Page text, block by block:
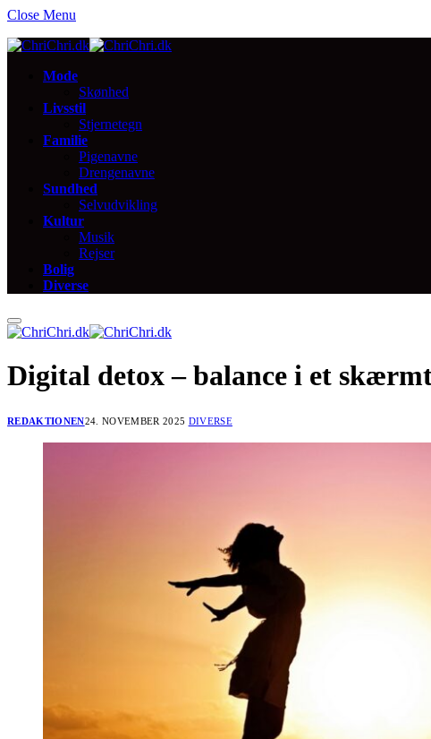
Close Menu
Mode
Skønhed
Livsstil
Stjernetegn
Familie
Pigenavne
Drengenavne
Sundhed
Selvudvikling
Kultur
Musik
Rejser
Bolig
Diverse
Digital detox – balance i et
REDAKTIONEN24. NOVEMBER 2025 DIVERSE